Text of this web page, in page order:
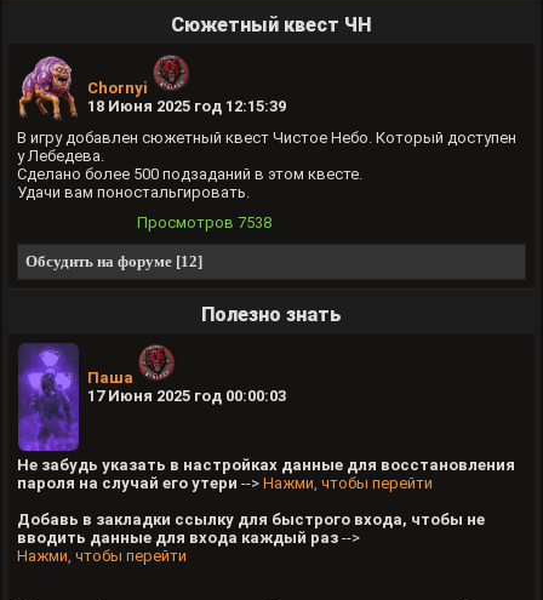
Сюжетный квест ЧН
Chornyi
18 Июня 2025 год 12:15:39
В игру добавлен сюжетный квест Чистое Небо. Который доступен
у Лебедева.
Сделано более 500 подзаданий в этом квесте.
Удачи вам поностальгировать.
Просмотров 7538
Обсудить на форуме [12]
Полезно знать
Паша
17 Июня 2025 год 00:00:03
Не забудь указать в настройках данные для восстановления
пароля на случай его утери --> Нажми, чтобы перейти
Добавь в закладки ссылку для быстрого входа, чтобы не
вводить данные для входа каждый раз -->
Нажми, чтобы перейти